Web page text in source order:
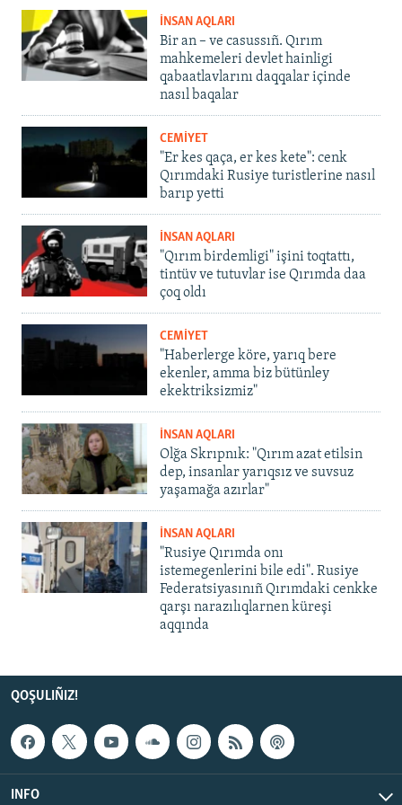
İNSAN AQLARI
Bir an – ve casussıñ. Qırım
mahkemeleri devlet hainligi
qabaatlavlarını daqqalar içinde
nasıl baqalar
CEMİYET
"Er kes qaça, er kes kete": cenk
Qırımdaki Rusiye turistlerine nasıl
barıp yetti
İNSAN AQLARI
"Qırım birdemligi" işini toqtattı,
tintüv ve tutuvlar ise Qırımda daa
çoq oldı
CEMİYET
"Haberlerge köre, yarıq bere
ekenler, amma biz bütünley
ekektriksizmiz"
İNSAN AQLARI
Olğa Skrıpnık: "Qırım azat etilsin
dep, insanlar yarıqsız ve suvsuz
yaşamağa azırlar"
İNSAN AQLARI
"Rusiye Qırımda onı
istemegenlerini bile edi". Rusiye
Federatsiyasınıñ Qırımdaki cenkke
qarşı narazılıqlarnen küreşi
aqqında
QOŞULIÑIZ!
INFO